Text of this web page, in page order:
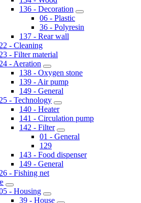
136 - Decoration
06 - Plastic
36 - Polyresin
137 - Rear wall
22 - Cleaning
23 - Filter material
24 - Aeration
138 - Oxygen stone
139 - Air pump
149 - General
25 - Technology
140 - Heater
141 - Circulation pump
142 - Filter
01 - General
129
143 - Food dispenser
149 - General
26 - Fishing net
- Housing
39 - House